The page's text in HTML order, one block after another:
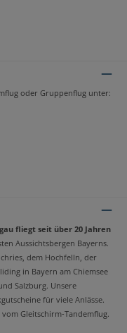
oder Gruppenflug unter:
fliegt seit über 20 Jahren
Aussichtsbergen Bayerns.
dem Hochfelln, der
in Bayern am Chiemsee
Salzburg. Unsere
für viele Anlässe.
Gleitschirm-Tandemflug.